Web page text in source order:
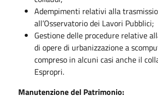
Adempimenti relativi alla
all’Osservatorio dei Lavori Pubblici;
Gestione delle procedure relative
di opere di urbanizzazione a
compreso in alcuni casi anche il
Espropri.
Manutenzione del Patrimonio: